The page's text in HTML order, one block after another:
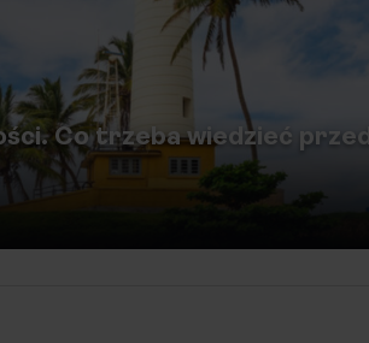
Co trzeba wiedzieć przed